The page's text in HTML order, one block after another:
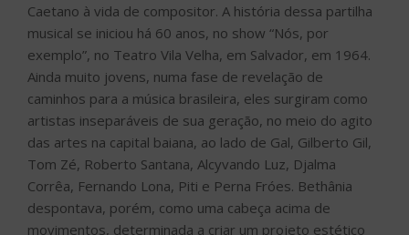
Caetano à vida de compositor. A história dessa partilha
musical se iniciou há 60 anos, no show “Nós, por
exemplo”, no Teatro Vila Velha, em Salvador, em 1964.
Ainda muito jovens, numa fase de revelação de
caminhos para a música brasileira, eles surgiram como
artistas inseparáveis de sua geração, no meio do agito
das artes na capital baiana, ao lado de Gal, Gilberto Gil,
Tom Zé, Roberto Santana, Alcyvando Luz, Djalma
Corrêa, Fernando Lona, Piti e Perna Fróes. Bethânia
despontava, porém, como uma cabeça acima de
movimentos, determinada a criar um projeto estético